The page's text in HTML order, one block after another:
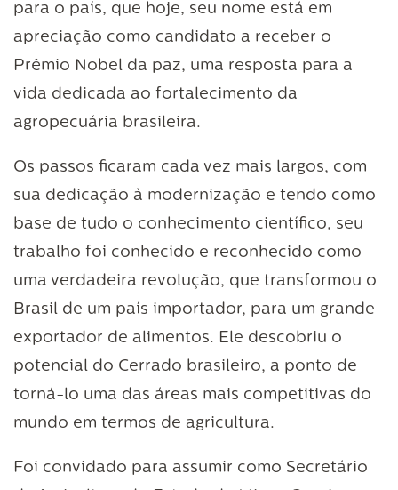
para o país, que hoje, seu nome está em
apreciação como candidato a receber o
Prêmio Nobel da paz, uma resposta para a
vida dedicada ao fortalecimento da
agropecuária brasileira.
Os passos ficaram cada vez mais largos, com
sua dedicação à modernização e tendo como
base de tudo o conhecimento científico, seu
trabalho foi conhecido e reconhecido como
uma verdadeira revolução, que transformou o
Brasil de um país importador, para um grande
exportador de alimentos. Ele descobriu o
potencial do Cerrado brasileiro, a ponto de
torná-lo uma das áreas mais competitivas do
mundo em termos de agricultura.
Foi convidado para assumir como Secretário